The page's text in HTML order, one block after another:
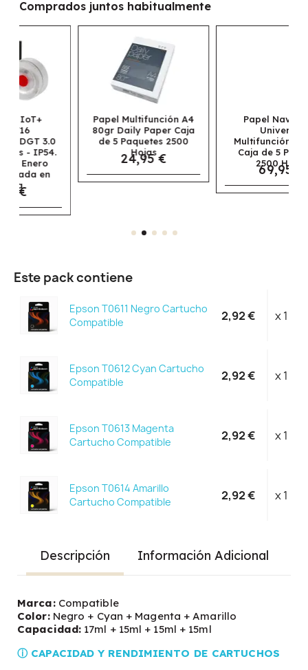
Comprados juntos habitualmente
Papel Multifunción A4
80gr Daily Paper Caja
de 5 Paquetes 2500
Papel Navigator
Multifunción A3 80gr
Caja de 5 Paquetes
Este pack contiene
Epson T0611 Negro Cartucho
Compatible
2,92 € x 1
Epson T0612 Cyan Cartucho
Compatible
2,92 € x 1
Epson T0613 Magenta
Cartucho Compatible
2,92 € x 1
Epson T0614 Amarillo
Cartucho Compatible
2,92 € x 1
Descripción Información Adicional
Marca:Compatible
Color:Negro + Cyan + Magenta + Amarillo
Capacidad: 17ml + 15ml + 15ml + 15ml
ⓘ CAPACIDAD Y RENDIMIENTO DE CARTUCHOS